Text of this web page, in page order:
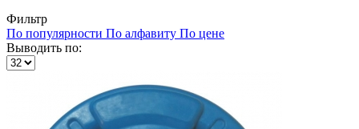
Фильтр
По популярности По алфавиту По цене
Выводить по: